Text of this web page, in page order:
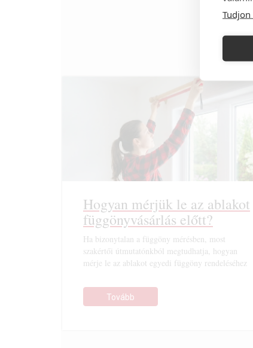
Hogyan mérjük le az ablakot
függönyvásárlás előtt?
Ha bizonytalan a függöny mérésben, most
szakértői útmutatónkból megtudhatja, hogyan
mérje le az ablakot egyedi függöny rendeléséhez
Tovább